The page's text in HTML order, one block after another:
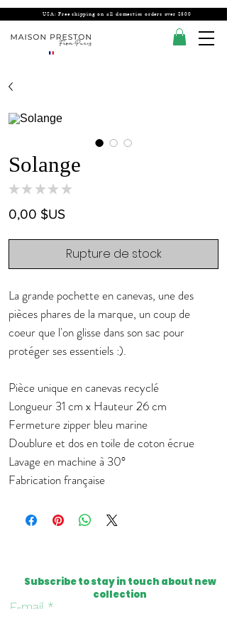
USA: Free shipping on all domestics orders over $300
Solange
★ ★ ★ ★ ★
0,00 $USPrix
Rupture de stock
La grande pochette en canevas, une des
pièces phares de la marque, un coup de
coeur que l'on glisse dans son sac pour
protéger ses essentiels :).
Pièce unique en canevas recyclé
Longueur 31 cm x Hauteur 26 cm
Fermeture zipper bleu marine
Doublure et dos en toile de coton écrue
Lavage en machine à 30°
Fabrication française
Subscribe to stay in touch about new
collection
E-mail